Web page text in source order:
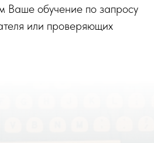
Ваше обучение по запросу
или проверяющих